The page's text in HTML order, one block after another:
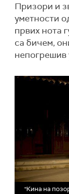
Призори и
уметности
првих нота
са бичем,
непогрешив
"Кина на